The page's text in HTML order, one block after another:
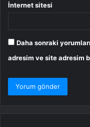
İnternet sitesi
Daha sonraki
adresim ve site adresim